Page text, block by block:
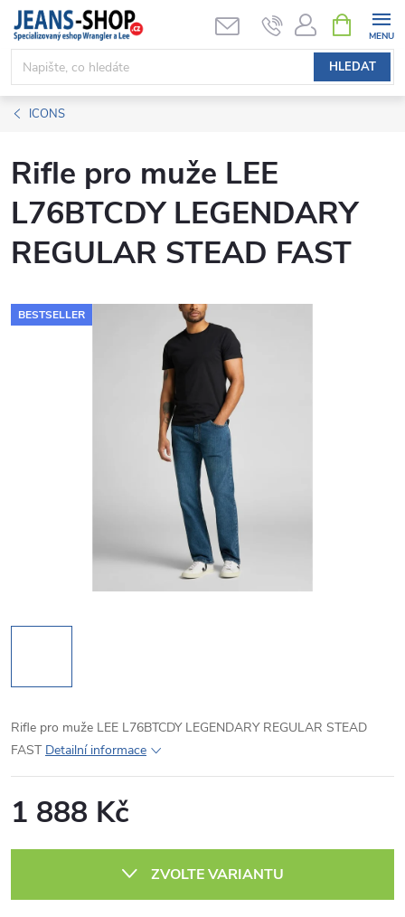
Přejít
obsah
HLEDAT
NÁKUPNÍ
KOŠÍK
ICONS
Rifle pro muže LEE
L76BTCDY LEGENDARY
REGULAR STEAD FAST
BESTSELLER
Rifle pro muže LEE L76BTCDY LEGENDARY REGULAR STEAD
FAST Detailní informace
1 888 Kč
ZVOLTE VARIANTU